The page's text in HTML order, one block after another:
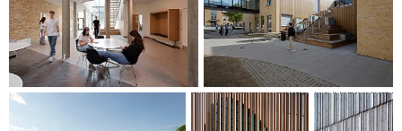
opholdssteder, bl.a. en siddetrappe med opholds-plateauer
i flere niveauer, der inviterer til uformelt samvær.
Landskabet vil indgå som naturlig del af det offentlige areal
og stier i bydelen. Projektet bygger dermed bro mellem
fortiden og fremtiden igennem en række klassiske rumlige
forløb, som favner og sammenbinder gymnasiets ensemble